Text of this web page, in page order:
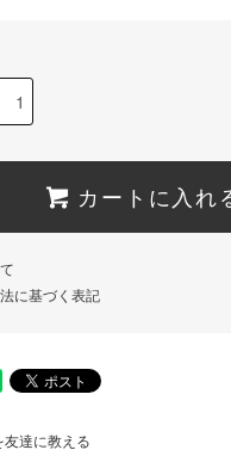
カートに入れ
に基づく表記
友達に教える